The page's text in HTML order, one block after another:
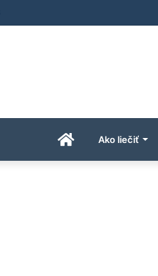
ÚvodnáAko liečiť